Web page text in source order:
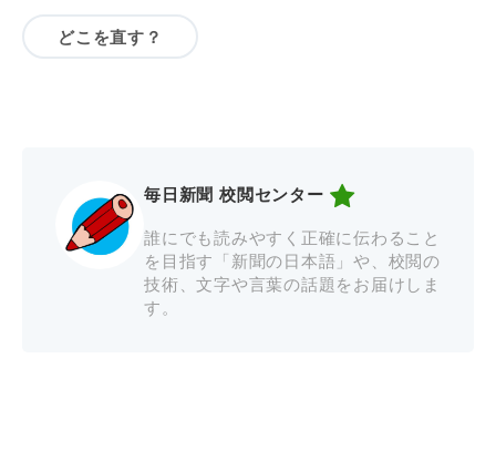
どこを直す？
毎日新聞 校閲センター
誰にでも読みやすく正確に伝わること
を目指す「新聞の日本語」や、校閲の
技術、文字や言葉の話題をお届けしま
す。